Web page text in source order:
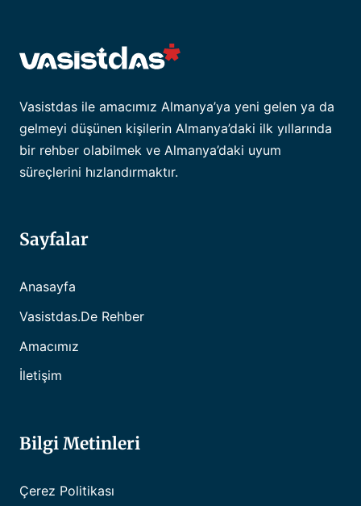
Vasistdas ile amacımız Almanya’ya yeni gelen ya da
gelmeyi düşünen kişilerin Almanya’daki ilk yıllarında
bir rehber olabilmek ve Almanya’daki uyum
süreçlerini hızlandırmaktır.
Sayfalar
Anasayfa
Vasistdas.de Rehber
Amacımız
İletişim
Bilgi Metinleri
Çerez Politikası